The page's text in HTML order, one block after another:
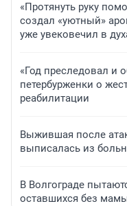
«Протянуть руку
создал «уютный»
уже увековечил в
«Год преследовал и
петербурженки о
реабилитации
Выжившая после
выписалась из
В Волгограде
оставшихся без